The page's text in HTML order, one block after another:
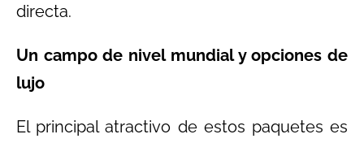
directa.
Un campo de nivel mundial y opciones de
lujo
El principal atractivo de estos paquetes es